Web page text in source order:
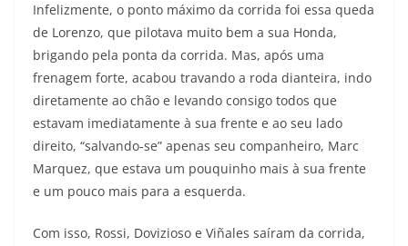
p
m
k
k
Infelizmente, o ponto máximo da corrida foi essa queda
de Lorenzo, que pilotava muito bem a sua Honda,
brigando pela ponta da corrida. Mas, após uma
frenagem forte, acabou travando a roda dianteira, indo
diretamente ao chão e levando consigo todos que
estavam imediatamente à sua frente e ao seu lado
direito, “salvando-se” apenas seu companheiro, Marc
Marquez, que estava um pouquinho mais à sua frente
e um pouco mais para a esquerda.
Com isso, Rossi, Dovizioso e Viñales saíram da corrida,